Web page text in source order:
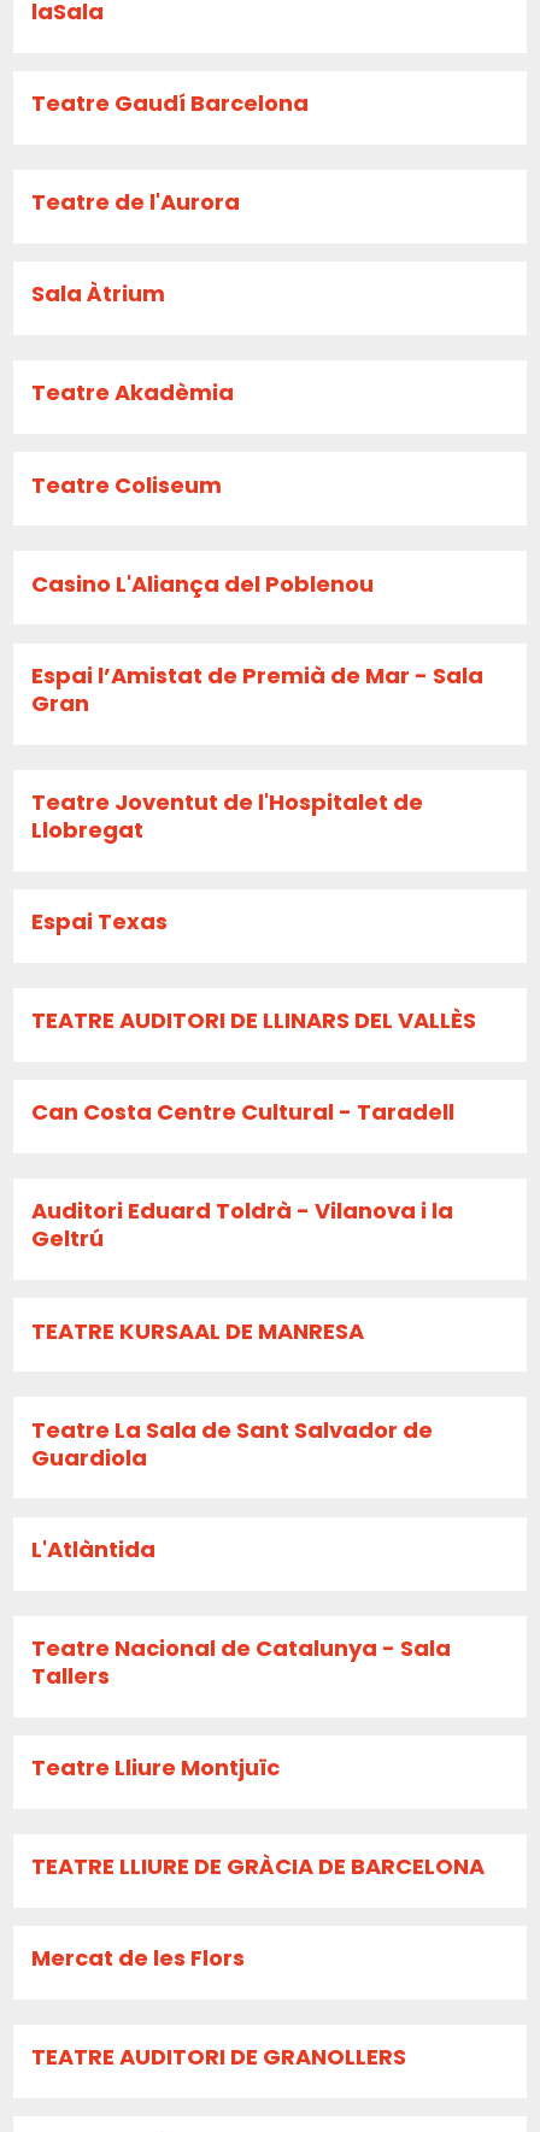
laSala
Teatre Gaudí Barcelona
Teatre de l'Aurora
Sala Àtrium
Teatre Akadèmia
Teatre Coliseum
Casino L'Aliança del Poblenou
Espai l’Amistat de Premià de Mar - Sala
Gran
Teatre Joventut de l'Hospitalet de
Llobregat
Espai Texas
TEATRE AUDITORI DE LLINARS DEL VALLÈS
Can Costa Centre Cultural - Taradell
Auditori Eduard Toldrà - Vilanova i la
Geltrú
TEATRE KURSAAL DE MANRESA
Teatre La Sala de Sant Salvador de
Guardiola
L'Atlàntida
Teatre Nacional de Catalunya - Sala
Tallers
Teatre Lliure Montjuïc
TEATRE LLIURE DE GRÀCIA DE BARCELONA
Mercat de les Flors
TEATRE AUDITORI DE GRANOLLERS